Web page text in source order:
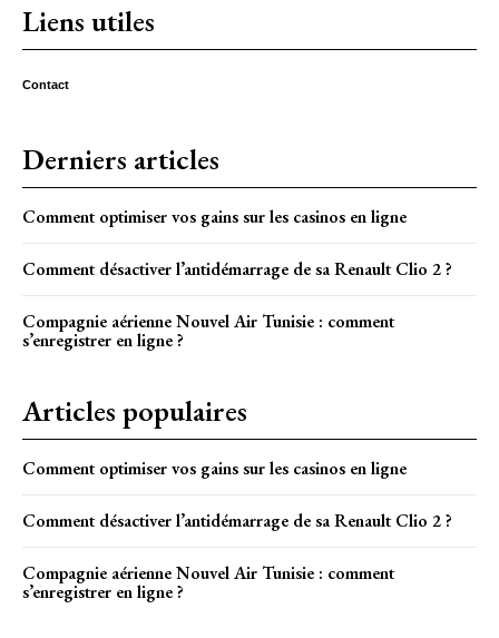
Liens utiles
Contact
Derniers articles
Comment optimiser vos gains sur les casinos en ligne
Comment désactiver l’antidémarrage de sa Renault Clio 2 ?
Compagnie aérienne Nouvel Air Tunisie : comment
s’enregistrer en ligne ?
Articles populaires
Comment optimiser vos gains sur les casinos en ligne
Comment désactiver l’antidémarrage de sa Renault Clio 2 ?
Compagnie aérienne Nouvel Air Tunisie : comment
s’enregistrer en ligne ?